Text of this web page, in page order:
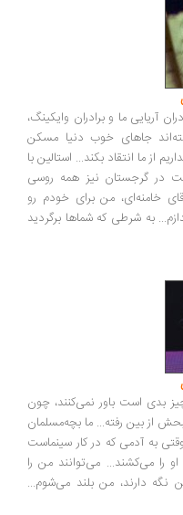
ما و برادران وایکینگ،
جاهای خوب دنیا مسکن
بکند... استالین با
نیز همه روسی
من برای خودم رو
شرطی که شماها برگردید
باور نمی‌کنند، چون
رفته... ما بچه‌مسلمان
که در کار سینماست
می‌توانند من را
من بلند می‌شوم...